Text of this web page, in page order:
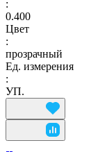
:
0.400
Цвет
:
прозрачный
Ед. измерения
:
УП.